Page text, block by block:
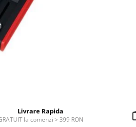
Livrare Rapida
la comenzi > 399 RON